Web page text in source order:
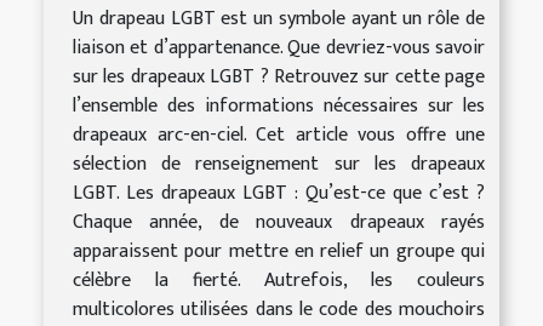
Un drapeau LGBT est un symbole ayant un rôle de
liaison et d’appartenance. Que devriez-vous savoir
sur les drapeaux LGBT ? Retrouvez sur cette page
l’ensemble des informations nécessaires sur les
drapeaux arc-en-ciel. Cet article vous offre une
sélection de renseignement sur les drapeaux
LGBT. Les drapeaux LGBT : Qu’est-ce que c’est ?
Chaque année, de nouveaux drapeaux rayés
apparaissent pour mettre en relief un groupe qui
célèbre la fierté. Autrefois, les couleurs
multicolores utilisées dans le code des mouchoirs